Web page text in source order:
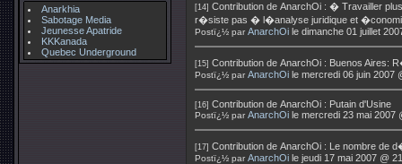
Anarkhia
Sabotage Media
Jeunesse Apatride
KKKanada
Quebec Underground
[14] Contribution de AnarchOi : � Travailler
r�siste pas � l�analyse juridique et
Postï¿½ par AnarchOi le dimanche 01 juillet
[15] Contribution de AnarchOi : Buenos Aires:
Postï¿½ par AnarchOi le mercredi 06 juin 2007
[16] Contribution de AnarchOi : Putain d'Usine
Postï¿½ par AnarchOi le mercredi 23 mai 2007
[17] Contribution de AnarchOi : Le nombre de
Postï¿½ par AnarchOi le jeudi 17 mai 2007 @